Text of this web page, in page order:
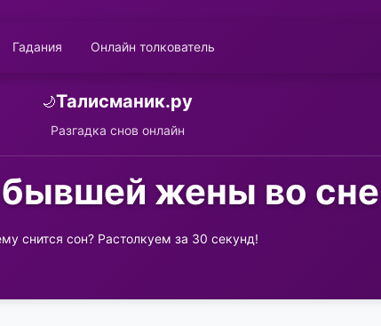
Гадания Онлайн толкователь
🌙Талисманик.ру
Разгадка снов онлайн
жены во сне
снится сон? Растолкуем за 30 секунд!